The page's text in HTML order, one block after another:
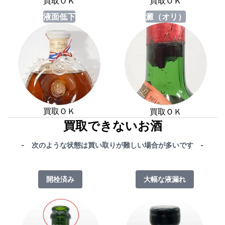
液面低下
買取ＯＫ
澱（オリ）
買取ＯＫ
買取できないお酒
- 次のような状態は買い取りが難しい場合が多いです -
開栓済み 大幅な液漏れ